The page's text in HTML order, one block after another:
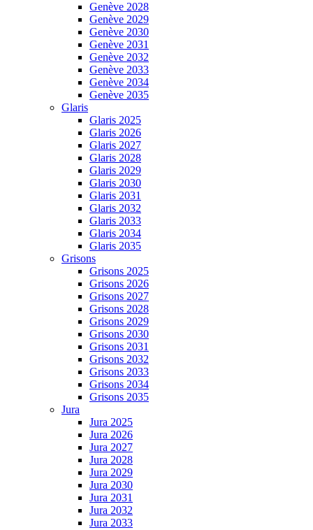
Genève 2028
Genève 2029
Genève 2030
Genève 2031
Genève 2032
Genève 2033
Genève 2034
Genève 2035
Glaris
Glaris 2025
Glaris 2026
Glaris 2027
Glaris 2028
Glaris 2029
Glaris 2030
Glaris 2031
Glaris 2032
Glaris 2033
Glaris 2034
Glaris 2035
Grisons
Grisons 2025
Grisons 2026
Grisons 2027
Grisons 2028
Grisons 2029
Grisons 2030
Grisons 2031
Grisons 2032
Grisons 2033
Grisons 2034
Grisons 2035
Jura
Jura 2025
Jura 2026
Jura 2027
Jura 2028
Jura 2029
Jura 2030
Jura 2031
Jura 2032
Jura 2033